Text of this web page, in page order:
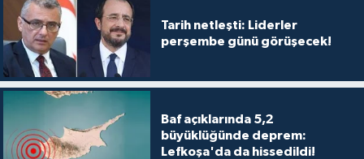
Tarih netleşti: Liderler
perşembe günü görüşecek!
Baf açıklarında 5,2
büyüklüğünde deprem:
Lefkoşa'da da hissedildi!